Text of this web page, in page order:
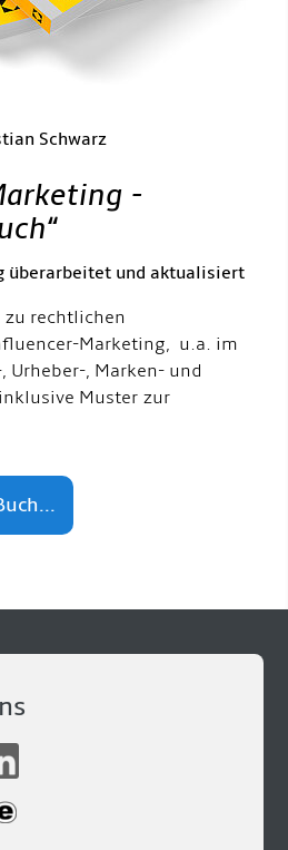
Schwarz
-
“
überarbeitet und aktualisiert
zu rechtlichen
Marketing, u.a. im
Urheber-, Marken- und
Muster zur